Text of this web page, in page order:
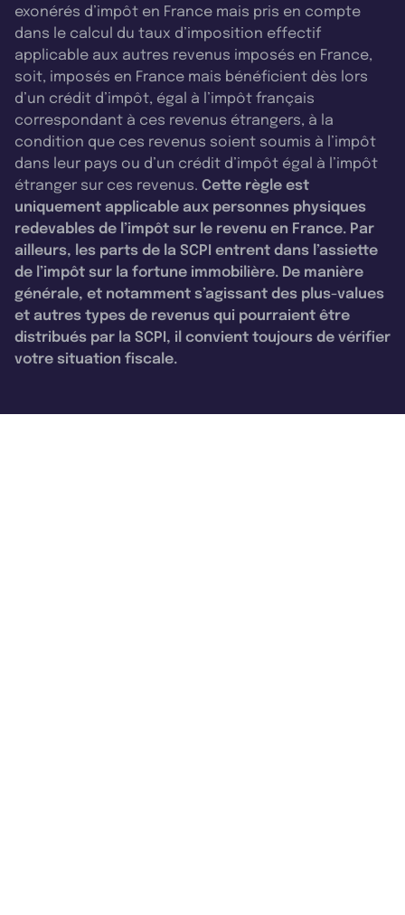
exonérés d’impôt en France mais pris en compte
dans le calcul du taux d’imposition effectif
applicable aux autres revenus imposés en France,
soit, imposés en France mais bénéficient dès lors
d’un crédit d’impôt, égal à l’impôt français
correspondant à ces revenus étrangers, à la
condition que ces revenus soient soumis à l’impôt
dans leur pays ou d’un crédit d’impôt égal à l’impôt
étranger sur ces revenus. Cette règle est
uniquement applicable aux personnes physiques
redevables de l’impôt sur le revenu en France. Par
ailleurs, les parts de la SCPI entrent dans l’assiette
de l’impôt sur la fortune immobilière. De manière
générale, et notamment s’agissant des plus-values
et autres types de revenus qui pourraient être
distribués par la SCPI, il convient toujours de vérifier
votre situation fiscale.